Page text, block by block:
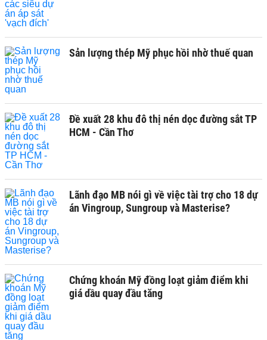
Sản lượng thép Mỹ phục hồi nhờ thuế quan
Đề xuất 28 khu đô thị nén dọc đường sắt TP
HCM - Cần Thơ
Lãnh đạo MB nói gì về việc tài trợ cho 18 dự
án Vingroup, Sungroup và Masterise?
Chứng khoán Mỹ đồng loạt giảm điểm khi
giá dầu quay đầu tăng